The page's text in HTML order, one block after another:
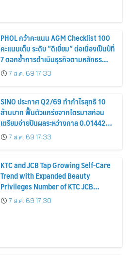
PHOL คว้าคะแนน AGM Checklist 100
คะแนนเต็ม ระดับ “ดีเยี่ยม” ต่อเนื่องเป็นปีที่
7 ตอกย้ำการดำเนินธุรกิจตามหลักธร
รมาภิบาล โปร่งใส สร้างความเชื่อมั่นผู้ถือ
หุ้น
7 ส.ค. 69 17:33
SINO ประกาศ Q2/69 ทำกำไรสุทธิ 10
ล้านบาท ฟื้นตัวแกร่งจากไตรมาสก่อน
เตรียมจ่ายปันผลระหว่างกาล 0.014423
บาทต่อหุ้น ครึ่งปีหลังมุ่งเติบโตต่อเนื่อง
7 ส.ค. 69 17:33
KTC and JCB Tap Growing Self-Care
Trend with Expanded Beauty
Privileges Number of KTC JCB
Cardmembers Spending on
Cosmetics Rises 26%
7 ส.ค. 69 17:30